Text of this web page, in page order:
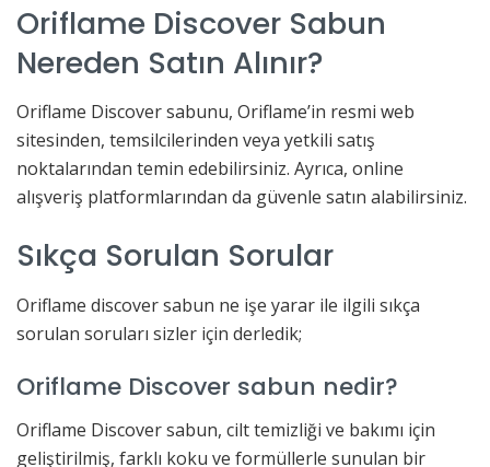
Oriflame Discover Sabun
Nereden Satın Alınır?
Oriflame Discover sabunu, Oriflame’in resmi web
sitesinden, temsilcilerinden veya yetkili satış
noktalarından temin edebilirsiniz. Ayrıca, online
alışveriş platformlarından da güvenle satın alabilirsiniz.
Sıkça Sorulan Sorular
Oriflame discover sabun ne işe yarar ile ilgili sıkça
sorulan soruları sizler için derledik;
Oriflame Discover sabun nedir?
Oriflame Discover sabun, cilt temizliği ve bakımı için
geliştirilmiş, farklı koku ve formüllerle sunulan bir